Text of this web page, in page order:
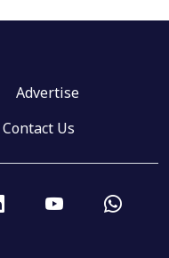
Advertise
Contact Us